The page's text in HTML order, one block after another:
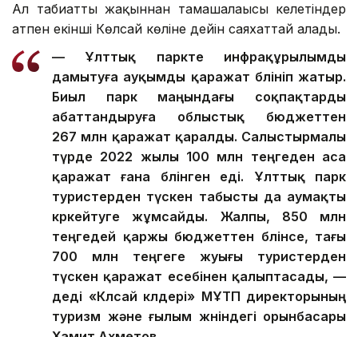
Ал табиғатты жақыннан тамашалағысы келетіндер
атпен екінші Көлсай көліне дейін саяхаттай алады.
— Ұлттық паркте инфрақұрылымды
дамытуға ауқымды қаражат бөлініп жатыр.
Биыл парк маңындағы соқпақтарды
абаттандыруға облыстық бюджеттен
267 млн қаражат қаралды. Салыстырмалы
түрде 2022 жылы 100 млн теңгеден аса
қаражат ғана бөлінген еді. Ұлттық парк
туристерден түскен табысты да аумақты
көркейтуге жұмсайды. Жалпы, 850 млн
теңгедей қаржы бюджеттен бөлінсе, тағы
700 млн теңгеге жуығы туристерден
түскен қаражат есебінен қалыптасады, —
деді «Көлсай көлдері» МҰТП директорының
туризм және ғылым жөніндегі орынбасары